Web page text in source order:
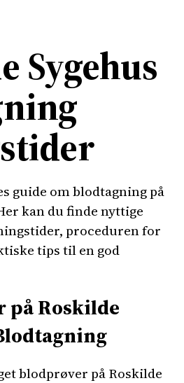
Sygehus
guide om blodtagning på
kan du finde nyttige
proceduren for
tips til en god
Roskilde
blodprøver på Roskilde